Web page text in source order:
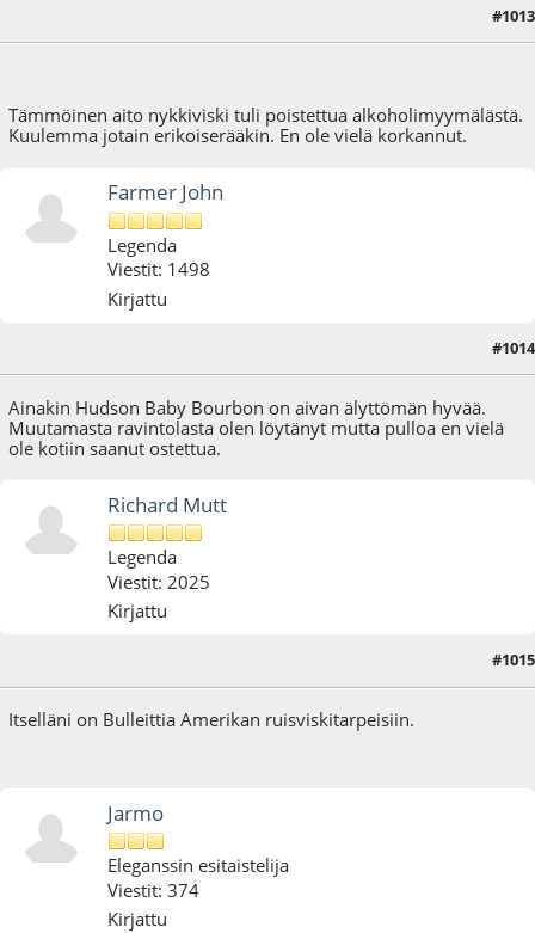
#1013
Tämmöinen aito nykkiviski tuli poistettua alkoholimyymälästä.
Kuulemma jotain erikoiserääkin. En ole vielä korkannut.
Farmer John
Legenda
Viestit: 1498
Kirjattu
#1014
Ainakin Hudson Baby Bourbon on aivan älyttömän hyvää.
Muutamasta ravintolasta olen löytänyt mutta pulloa en vielä
ole kotiin saanut ostettua.
Richard Mutt
Legenda
Viestit: 2025
Kirjattu
#1015
Itselläni on Bulleittia Amerikan ruisviskitarpeisiin.
Jarmo
Eleganssin esitaistelija
Viestit: 374
Kirjattu